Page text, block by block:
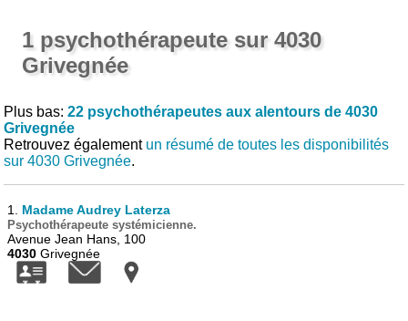
1 psychothérapeute sur 4030
Grivegnée
Plus bas:22 psychothérapeutes aux alentours de 4030
Grivegnée
Retrouvez également un résumé de toutes les disponibilités
sur 4030 Grivegnée.
1. Madame Audrey Laterza
Psychothérapeute systémicienne.
Avenue Jean Hans, 100
4030 Grivegnée